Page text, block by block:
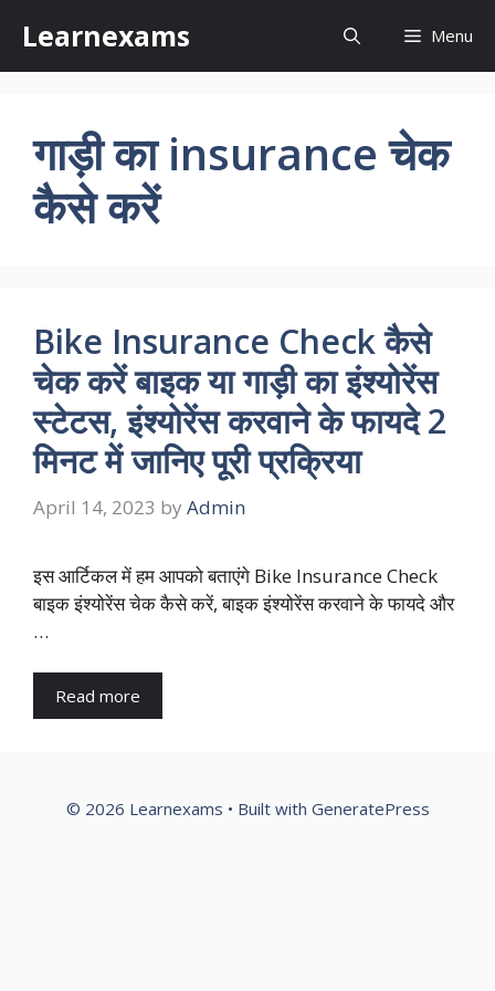
content
Learnexams Menu
गाड़ी का insurance चेक
कैसे करें
Bike Insurance Check कैसे
चेक करें बाइक या गाड़ी का इंश्योरेंस
स्टेटस, इंश्योरेंस करवाने के फायदे 2
मिनट में जानिए पूरी प्रक्रिया
April 14, 2023 by Admin
इस आर्टिकल में हम आपको बताएंगे Bike Insurance Check
बाइक इंश्योरेंस चेक कैसे करें, बाइक इंश्योरेंस करवाने के फायदे और
…
Read more
© 2026 Learnexams • Built with GeneratePress